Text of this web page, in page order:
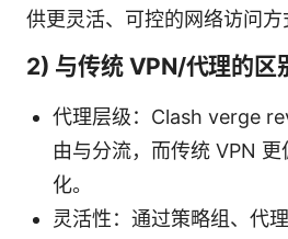
供更灵活、可控的网络访问方
2) 与传统 VPN/代理的区
代理层级：Clash verge
由与分流，而传统 VPN
化。
灵活性：通过策略组、代